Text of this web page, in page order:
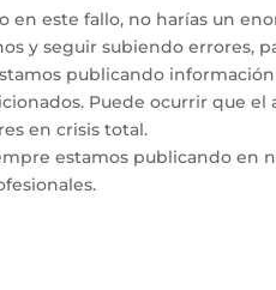
en este fallo, no harías un
y seguir subiendo errores,
publicando
Puede ocurrir que
en crisis total.
estamos publicando en